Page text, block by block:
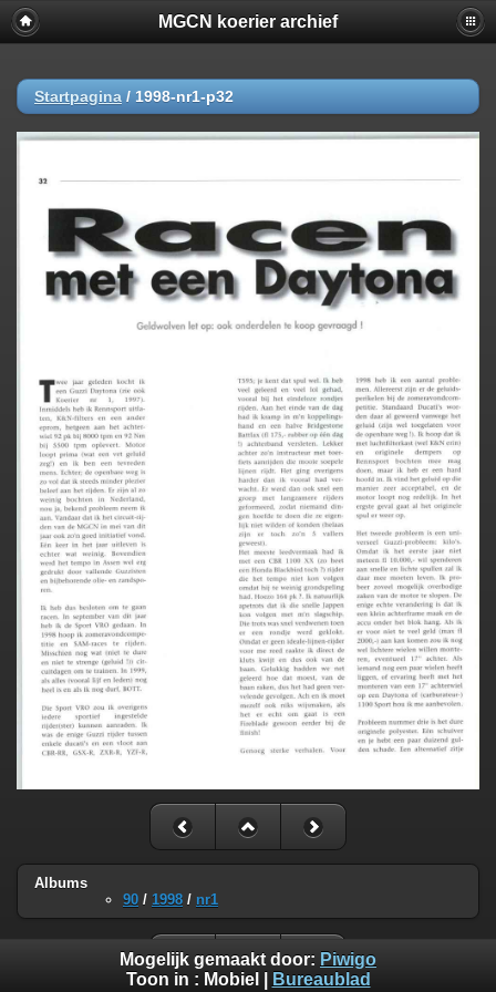
MGCN koerier archief
Startpagina / 1998-nr1-p32
Albums
90 / 1998 / nr1
Mogelijk gemaakt door: Piwigo
Toon in : Mobiel Bureaublad